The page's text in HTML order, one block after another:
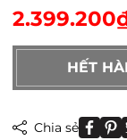
HẾT
Chia sẻ